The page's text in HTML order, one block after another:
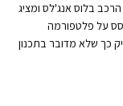
הרכב בלוס אנג'לס ומציג
על פלטפורמה
כך שלא מדובר בתכנון
תגיע בהמשך.